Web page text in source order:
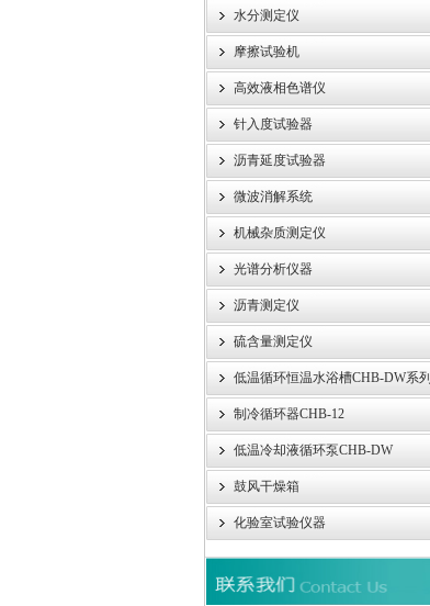
水分测定仪
摩擦试验机
高效液相色谱仪
针入度试验器
沥青延度试验器
微波消解系统
机械杂质测定仪
光谱分析仪器
沥青测定仪
硫含量测定仪
低温循环恒温水浴槽CHB-DW系列
制冷循环器CHB-12
低温冷却液循环泵CHB-DW
鼓风干燥箱
化验室试验仪器